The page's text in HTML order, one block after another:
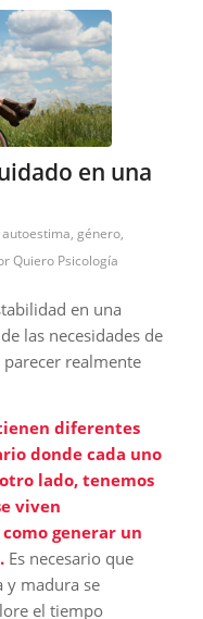
en una
autoestima, género,
Quiero Psicología
en una
las necesidades de
realmente
diferentes
donde cada uno
lado, tenemos
viven
generar un
Es necesario que
y madura se
el tiempo